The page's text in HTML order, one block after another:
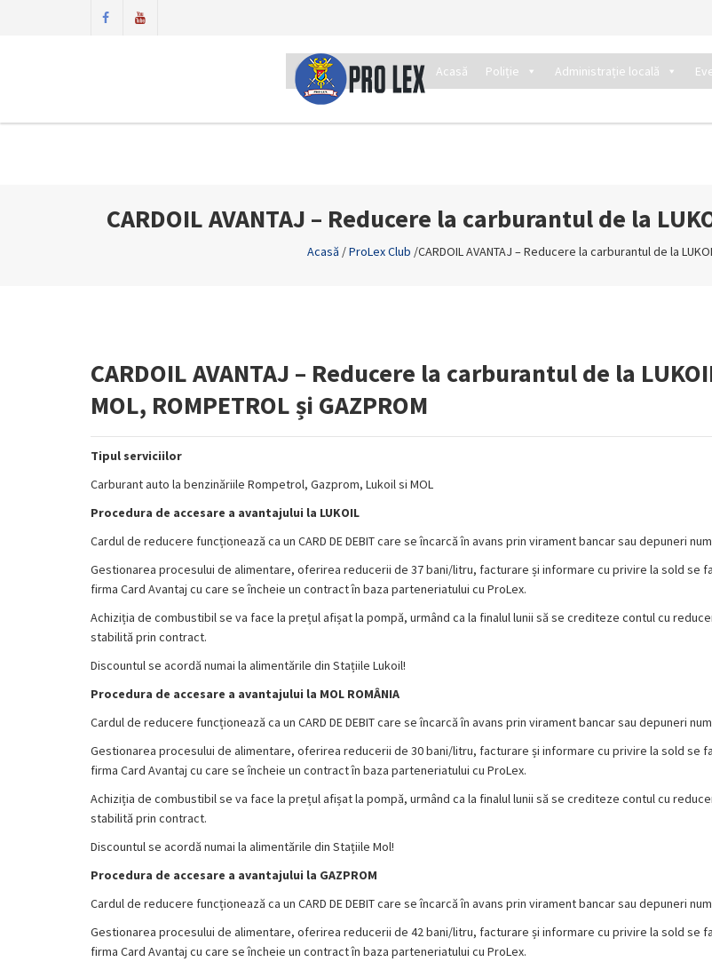
Acasă Poliție Administrație locală
CARDOIL AVANTAJ – Reducere la carburantul de la
Acasă /ProLex Club /CARDOIL AVANTAJ – Reducere la carburantul de la
CARDOIL AVANTAJ – Reducere la carburantul de la
MOL, ROMPETROL și GAZPROM
Tipul serviciilor
Carburant auto la benzinăriile Rompetrol, Gazprom, Lukoil si MOL
Procedura de accesare a avantajului la LUKOIL
Cardul de reducere funcționează ca un CARD DE DEBIT care se încarcă în avans prin virament bancar sau depuneri
Gestionarea procesului de alimentare, oferirea reducerii de 37 bani/litru, facturare și informare cu privire la sold se
firma Card Avantaj cu care se încheie un contract în baza parteneriatului cu ProLex.
Achiziția de combustibil se va face la prețul afișat la pompă, urmând ca la finalul lunii să se crediteze contul cu
stabilită prin contract.
Discountul se acordă numai la alimentările din Stațiile Lukoil!
Procedura de accesare a avantajului la MOL ROMÂNIA
Cardul de reducere funcționează ca un CARD DE DEBIT care se încarcă în avans prin virament bancar sau depuneri
Gestionarea procesului de alimentare, oferirea reducerii de 30 bani/litru, facturare și informare cu privire la sold se
firma Card Avantaj cu care se încheie un contract în baza parteneriatului cu ProLex.
Achiziția de combustibil se va face la prețul afișat la pompă, urmând ca la finalul lunii să se crediteze contul cu
stabilită prin contract.
Discountul se acordă numai la alimentările din Stațiile Mol!
Procedura de accesare a avantajului la GAZPROM
Cardul de reducere funcționează ca un CARD DE DEBIT care se încarcă în avans prin virament bancar sau depuneri
Gestionarea procesului de alimentare, oferirea reducerii de 42 bani/litru, facturare și informare cu privire la sold se
firma Card Avantaj cu care se încheie un contract în baza parteneriatului cu ProLex.